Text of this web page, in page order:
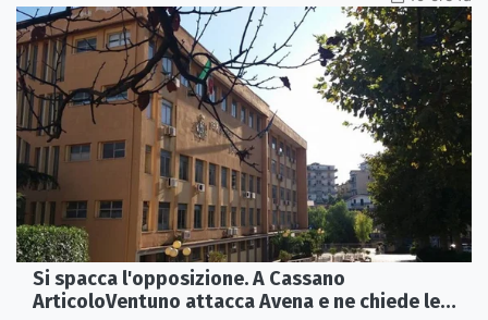
Si spacca l'opposizione. A Cassano
ArticoloVentuno attacca Avena e ne chiede le